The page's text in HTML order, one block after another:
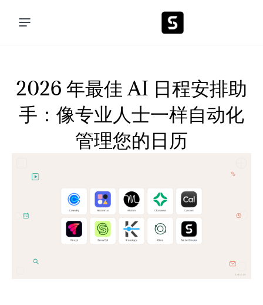
2026 年最佳 AI 日程安排助
手：像专业人士一样自动化
管理您的日历